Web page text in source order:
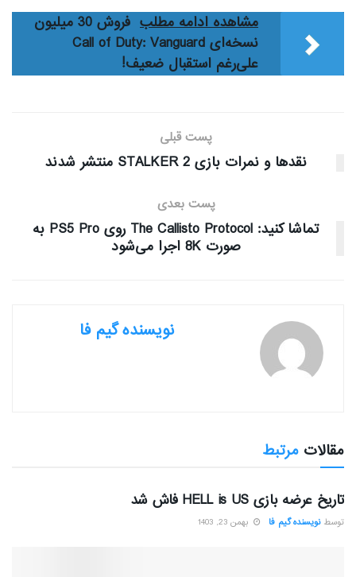
مشاهده ادامه مطلب
فروش 30 میلیون
نسخه‌ای Call of Duty: Vanguard
علی‌رغم استقبال ضعیف!
پست قبلی
نقدها و نمرات بازی STALKER 2 منتشر شدند
پست بعدی
تماشا کنید: The Callisto Protocol روی PS5 Pro به
صورت 8K اجرا می‌شود
نویسنده گیم فا
مقالات مرتبط
تاریخ عرضه بازی HELL is US فاش شد
توسط نویسنده گیم فا بهمن 23, 1403